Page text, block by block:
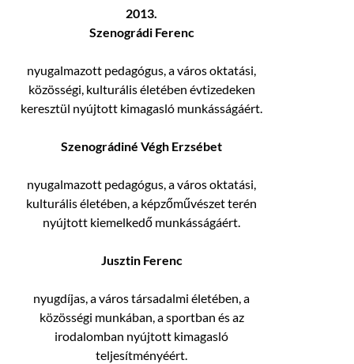
2013.
Szenográdi Ferenc
nyugalmazott pedagógus, a város oktatási,
közösségi, kulturális életében évtizedeken
keresztül nyújtott kimagasló munkásságáért.
Szenográdiné Végh Erzsébet
nyugalmazott pedagógus, a város oktatási,
kulturális életében, a képzőművészet terén
nyújtott kiemelkedő munkásságáért.
Jusztin Ferenc
nyugdíjas, a város társadalmi életében, a
közösségi munkában, a sportban és az
irodalomban nyújtott kimagasló
teljesítményéért.